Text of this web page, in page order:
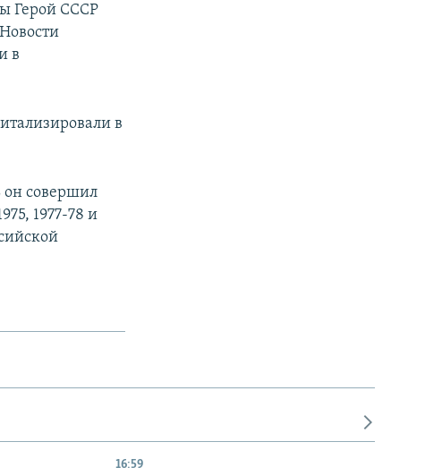
Герой СССР
в
в
он совершил
1977-78 и
16:59